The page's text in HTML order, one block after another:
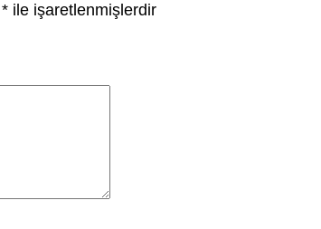
* ile işaretlenmişlerdir